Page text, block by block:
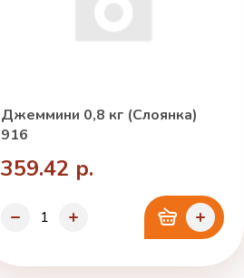
Джеммини 0,8 кг (Слоянка)
916
359.42 р.